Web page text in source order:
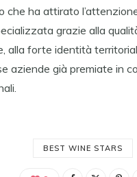
che ha attirato
grazie alla
alla forte identità
aziende già premiate in
BEST WINE STARS